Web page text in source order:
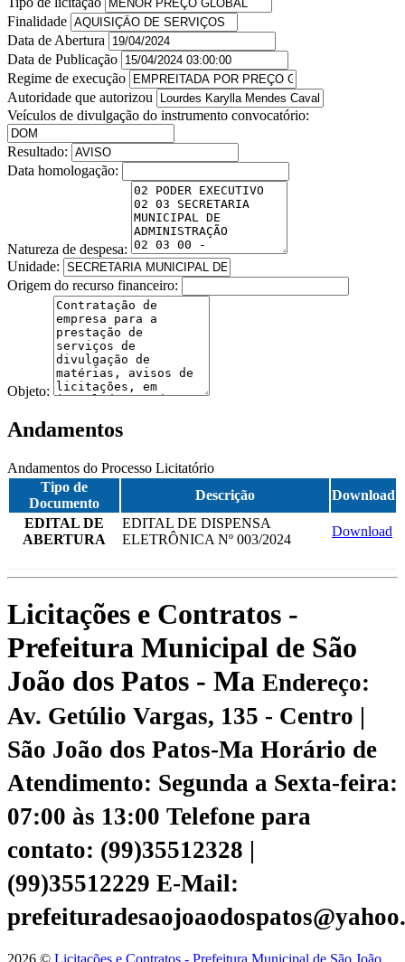
Finalidade
Data de Abertura
Data de Publicação
Regime de execução
Autoridade que autorizou
Veículos de divulgação do instrumento convocatório:
Resultado:
Data homologação:
Natureza de despesa:
Unidade:
Origem do recurso financeiro:
Objeto:
Andamentos
Andamentos do Processo Licitatório
Tipo de
Documento
Descrição
Download
EDITAL DE
ABERTURA
EDITAL DE DISPENSA
ELETRÔNICA Nº 003/2024
Download
Licitações e Contratos -
Prefeitura Municipal de São
João dos Patos - Ma Endereço:
Av. Getúlio Vargas, 135 - Centro |
São João dos Patos-Ma Horário de
Atendimento: Segunda a Sexta-feira:
07:00 às 13:00 Telefone para
contato: (99)35512328 |
(99)35512229 E-Mail: